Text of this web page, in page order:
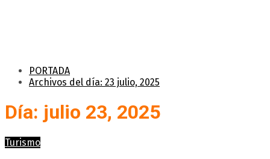
PORTADA
Archivos del día: 23 julio, 2025
Día: julio 23, 2025
Turismo